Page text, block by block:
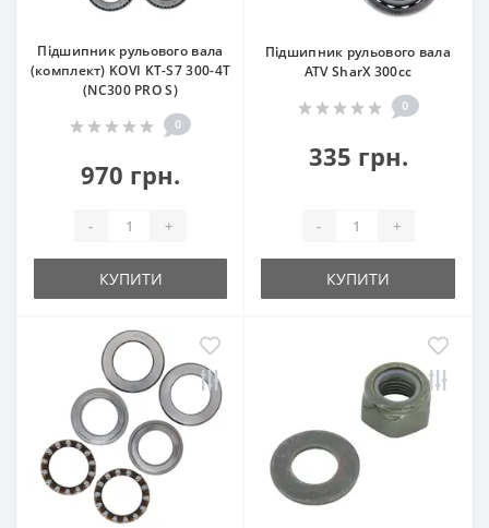
Підшипник рульового вала
(комплект) KOVI KT-S7 300-4Т
(NC300 PRO S)
0
970 грн.
- +
КУПИТИ
Підшипник рульового вала
ATV SharX 300сс
0
335 грн.
- +
КУПИТИ